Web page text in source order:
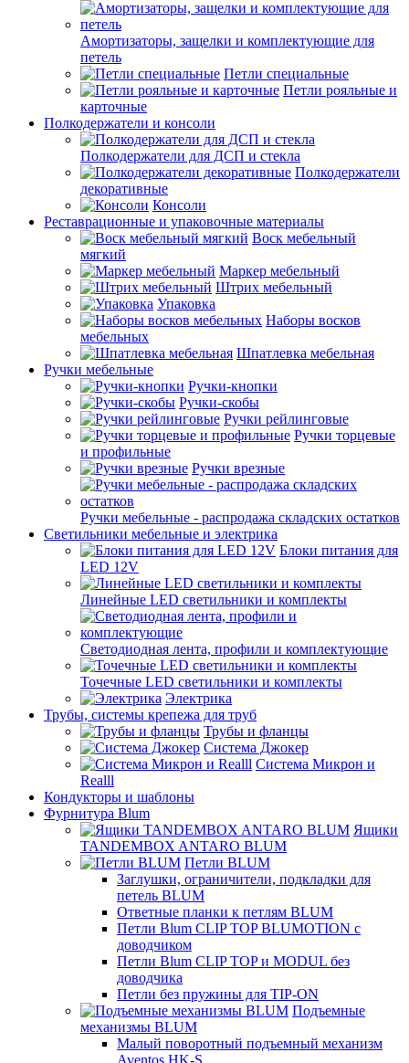
Амортизаторы, защелки и комплектующие для
петель
Петли специальные
Петли рояльные и
карточные
Полкодержатели и консоли
Полкодержатели для ДСП и стекла
Полкодержатели
декоративные
Консоли
Реставрационные и упаковочные материалы
Воск мебельный
мягкий
Маркер мебельный
Штрих мебельный
Упаковка
Наборы восков
мебельных
Шпатлевка мебельная
Ручки мебельные
Ручки-кнопки
Ручки-скобы
Ручки рейлинговые
Ручки торцевые
и профильные
Ручки врезные
Ручки мебельные - распродажа складских остатков
Светильники мебельные и электрика
Блоки питания для
LED 12V
Линейные LED светильники и комплекты
Светодиодная лента, профили и комплектующие
Точечные LED светильники и комплекты
Электрика
Трубы, системы крепежа для труб
Трубы и фланцы
Система Джокер
Система Микрон и
Realll
Кондукторы и шаблоны
Фурнитура Blum
Ящики
TANDEMBOX ANTARO BLUM
Петли BLUM
Заглушки, ограничители, подкладки для
петель BLUM
Ответные планки к петлям BLUM
Петли Blum CLIP TOP BLUMOTION с
доводчиком
Петли Blum CLIP TOP и MODUL без
доводчика
Петли без пружины для TIP-ON
Подъемные
механизмы BLUM
Малый поворотный подъемный механизм
Aventos HK-S